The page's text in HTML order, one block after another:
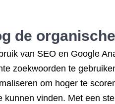
de
van SEO en Google
zoekwoorden te
om hoger te
kunnen vinden. Met een